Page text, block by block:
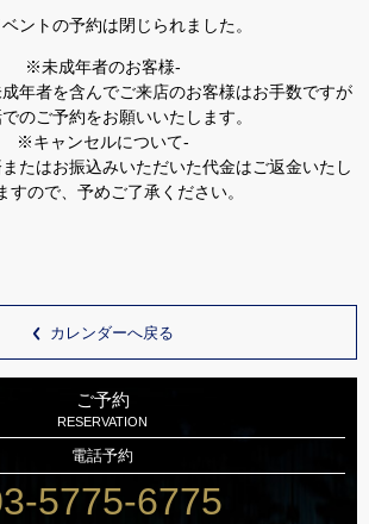
ントの予約は閉じられました。
※未成年者のお客様-
年者を含んでご来店のお客様はお手数ですが
のご予約をお願いいたします。
※キャンセルについて-
たはお振込みいただいた代金はご返金いたし
すので、予めご了承ください。
カレンダーへ戻る
ご予約
RESERVATION
電話予約
5775-6775